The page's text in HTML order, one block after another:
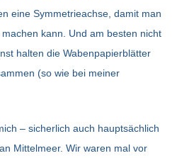
eine Symmetrieachse, damit man
kann. Und am besten nicht
halten die Wabenpapierblätter
(so wie bei meiner
– sicherlich auch hauptsächlich
Mittelmeer. Wir waren mal vor